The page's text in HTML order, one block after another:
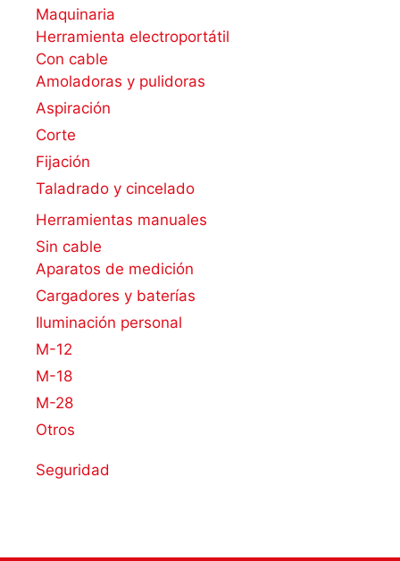
Maquinaria
Herramienta electroportátil
Con cable
Amoladoras y pulidoras
Aspiración
Corte
Fijación
Taladrado y cincelado
Herramientas manuales
Sin cable
Aparatos de medición
Cargadores y baterías
Iluminación personal
M-12
M-18
M-28
Otros
Seguridad